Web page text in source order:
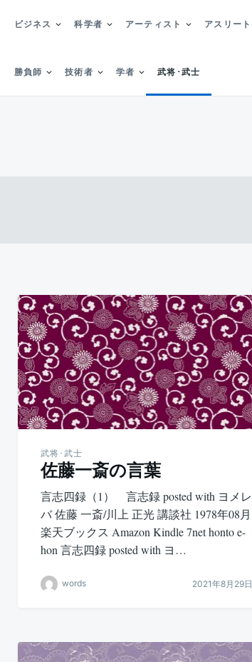
ビジネス 科学者 アーティスト アスリート
勝負師 技術者 学者 武将･武士
武将･武士
佐藤一斎の言葉
言志四録（1） 言志録 posted with ヨメレ
バ 佐藤 一斎/川上 正光 講談社 1978年08月
楽天ブックス Amazon Kindle 7net honto e-
hon 言志四録 posted with ヨ…
words 2021年8月29日